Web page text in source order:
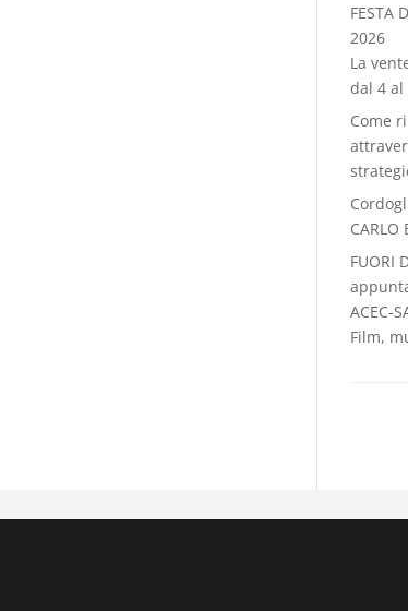
FESTA
2026
La
dal 4 al
Come
CARLO
FUORI
ACEC-
Film,